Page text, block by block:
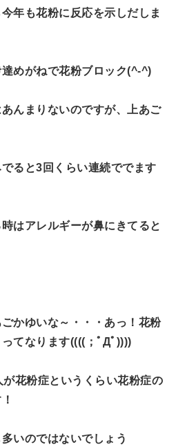
年も花粉に反応を示しだしま
めがねで花粉ブロック(^-^)
んまりないのですが、上あご
ると3回くらい連続ででます
時はアレルギーが鼻にきてると
かゆいな～・・・あっ！花粉
てなります((((；ﾟДﾟ))))
が花粉症というくらい花粉症の
いのではないでしょう